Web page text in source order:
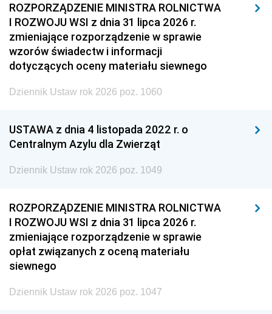
ROZPORZĄDZENIE MINISTRA ROLNICTWA
I ROZWOJU WSI z dnia 31 lipca 2026 r.
zmieniające rozporządzenie w sprawie
wzorów świadectw i informacji
dotyczących oceny materiału siewnego
Dziennik Ustaw rok 2026 poz. 1060
USTAWA z dnia 4 listopada 2022 r. o
Centralnym Azylu dla Zwierząt
Dziennik Ustaw rok 2026 poz. 1049
ROZPORZĄDZENIE MINISTRA ROLNICTWA
I ROZWOJU WSI z dnia 31 lipca 2026 r.
zmieniające rozporządzenie w sprawie
opłat związanych z oceną materiału
siewnego
Dziennik Ustaw rok 2026 poz. 1047